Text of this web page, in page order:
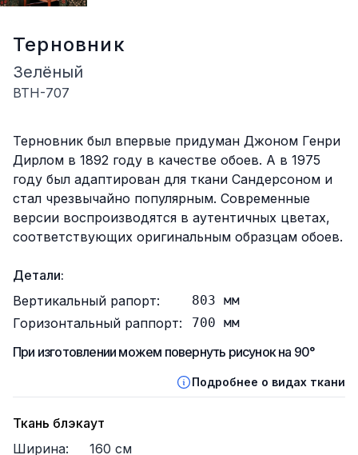
Терновник
Зелёный
BTH-707
Описание
Терновник был впервые придуман Джоном Генри
Дирлом в 1892 году в качестве обоев. А в 1975
году был адаптирован для ткани Сандерсоном и
стал чрезвычайно популярным. Современные
версии воспроизводятся в аутентичных цветах,
соответствующих оригинальным образцам обоев.
Детали:
Вертикальный рапорт:
803 мм
Горизонтальный раппорт: 700 мм
При изготовлении можем повернуть рисунок на 90°
Подробнее о видах ткани
Ткань блэкаут
Ширина:
160 см